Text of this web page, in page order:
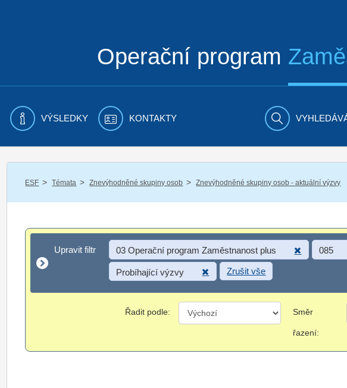
Operační program
VÝSLEDKY KONTAKTY
ESF / Témata / Znevýhodněné skupiny osob / Znevýhodněné skupiny osob - aktuální výzvy
Upravit filtr
Upravit filtr 03 Operační program Zaměstnanost plus 085
Probíhající výzvy Zrušit vše
Řadit podle: Směr
řazení: